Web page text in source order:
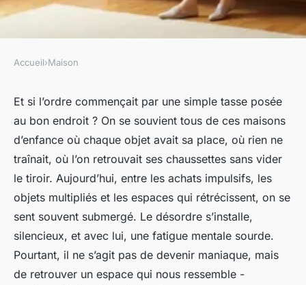
Comment un organisateur
peut transformer votre espace
de vie
Aubine• 20/04/2026 11:18•13 min de lecture
Accueil›Maison
Et si l’ordre commençait par une simple tasse posée
au bon endroit ? On se souvient tous de ces maisons
d’enfance où chaque objet avait sa place, où rien ne
traînait, où l’on retrouvait ses chaussettes sans vider
le tiroir. Aujourd’hui, entre les achats impulsifs, les
objets multipliés et les espaces qui rétrécissent, on se
sent souvent submergé. Le désordre s’installe,
silencieux, et avec lui, une fatigue mentale sourde.
Pourtant, il ne s’agit pas de devenir maniaque, mais
de retrouver un espace qui nous ressemble -